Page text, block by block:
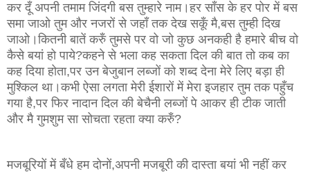
कर दूँ अपनी तमाम जिंदगी बस तुम्हारे नाम।हर साँस के हर पोर में बस
समा जाओ तुम और नजरों से जहाँ तक देख सकूँ मै,बस तुम्ही दिख
जाओ।कितनी बातें करुँ तुमसे पर वो जो कुछ अनकही है हमारे बीच वो
कैसे बयां हो पाये?कहने से भला कह सकता दिल की बात तो कब का
कह दिया होता,पर उन बेजुबान लब्जों को शब्द देना मेरे लिए बड़ा ही
मुश्किल था।कभी ऐसा लगता मेरी ईशारों में मेरा इजहार तुम तक पहुँच
गया है,पर फिर नादान दिल की बेचैनी लब्जों पे आकर ही टीक जाती
और मै गुमशुम सा सोचता रहता क्या करुँ?
मजबूरियों में बँधे हम दोनों,अपनी मजबूरी की दास्ता बयां भी नहीं कर